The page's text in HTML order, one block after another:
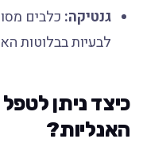
גנטיקה:כלבים
לבעיות בבלוטות
כיצד ניתן
האנליות?